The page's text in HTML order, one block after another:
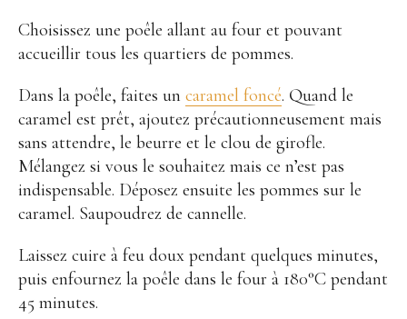
Choisissez une poêle allant au four et pouvant
accueillir tous les quartiers de pommes.
Dans la poêle, faites un caramel foncé. Quand le
caramel est prêt, ajoutez précautionneusement mais
sans attendre, le beurre et le clou de girofle.
Mélangez si vous le souhaitez mais ce n’est pas
indispensable. Déposez ensuite les pommes sur le
caramel. Saupoudrez de cannelle.
Laissez cuire à feu doux pendant quelques minutes,
puis enfournez la poêle dans le four à 180°C pendant
45 minutes.